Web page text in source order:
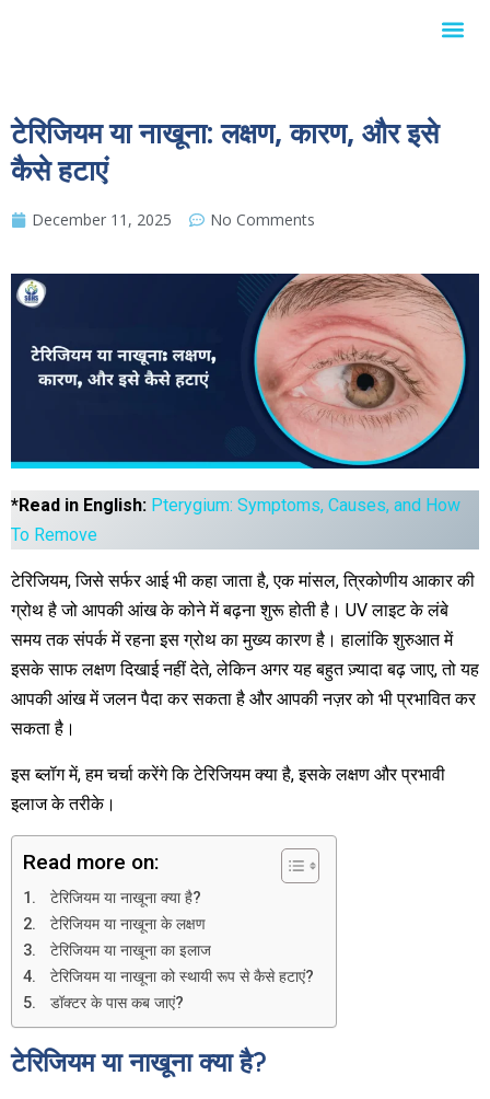
टेरिजियम या नाखूना: लक्षण, कारण, और इसे
कैसे हटाएं
December 11, 2025 No Comments
*Read in English: Pterygium: Symptoms, Causes, and How
To Remove
टेरिजियम, जिसे सर्फर आई भी कहा जाता है, एक मांसल, त्रिकोणीय आकार की
ग्रोथ है जो आपकी आंख के कोने में बढ़ना शुरू होती है। UV लाइट के लंबे
समय तक संपर्क में रहना इस ग्रोथ का मुख्य कारण है। हालांकि शुरुआत में
इसके साफ लक्षण दिखाई नहीं देते, लेकिन अगर यह बहुत ज़्यादा बढ़ जाए, तो यह
आपकी आंख में जलन पैदा कर सकता है और आपकी नज़र को भी प्रभावित कर
सकता है।
इस ब्लॉग में, हम चर्चा करेंगे कि टेरिजियम क्या है, इसके लक्षण और प्रभावी
इलाज के तरीके।
Read more on:
टेरिजियम या नाखूना क्या है?
टेरिजियम या नाखूना के लक्षण
टेरिजियम या नाखूना का इलाज
टेरिजियम या नाखूना को स्थायी रूप से कैसे हटाएं?
डॉक्टर के पास कब जाएं?
टेरिजियम या नाखूना क्या है?